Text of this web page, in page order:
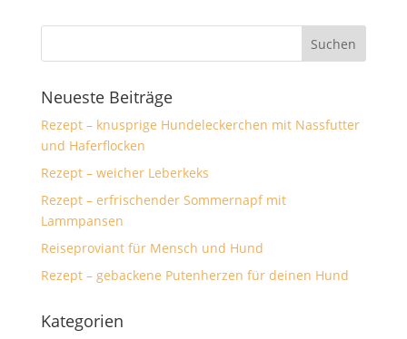
Neueste Beiträge
Rezept – knusprige Hundeleckerchen mit Nassfutter
und Haferflocken
Rezept – weicher Leberkeks
Rezept – erfrischender Sommernapf mit
Lammpansen
Reiseproviant für Mensch und Hund
Rezept – gebackene Putenherzen für deinen Hund
Kategorien